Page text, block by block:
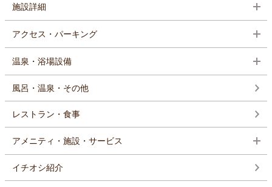
施設詳細
アクセス・パーキング
温泉・浴場設備
風呂・温泉・その他
レストラン・食事
アメニティ・施設・サービス
イチオシ紹介